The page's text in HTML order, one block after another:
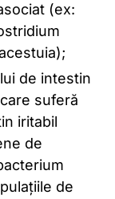
(ex:
de intestin
suferă
iritabil
de
de